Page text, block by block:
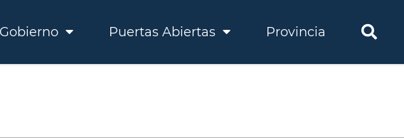
Gobierno Puertas Abiertas Provincia